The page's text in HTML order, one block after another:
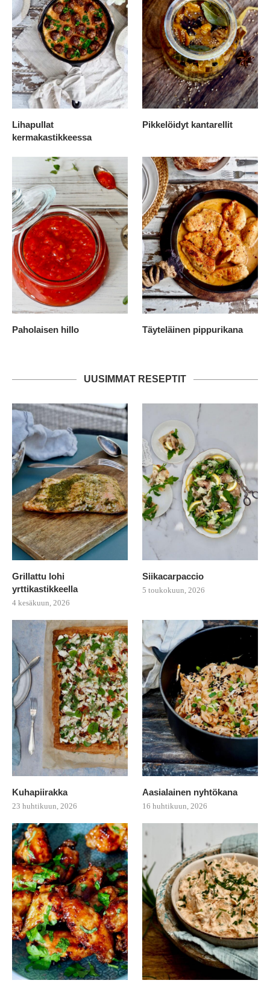
Lihapullat
kermakastikkeessa
Pikkelöidyt kantarellit
Paholaisen hillo Täyteläinen pippurikana
UUSIMMAT RESEPTIT
Grillattu lohi
yrttikastikkeella
4 kesäkuun, 2026
Siikacarpaccio
5 toukokuun, 2026
Kuhapiirakka
23 huhtikuun, 2026
Aasialainen nyhtökana
16 huhtikuun, 2026